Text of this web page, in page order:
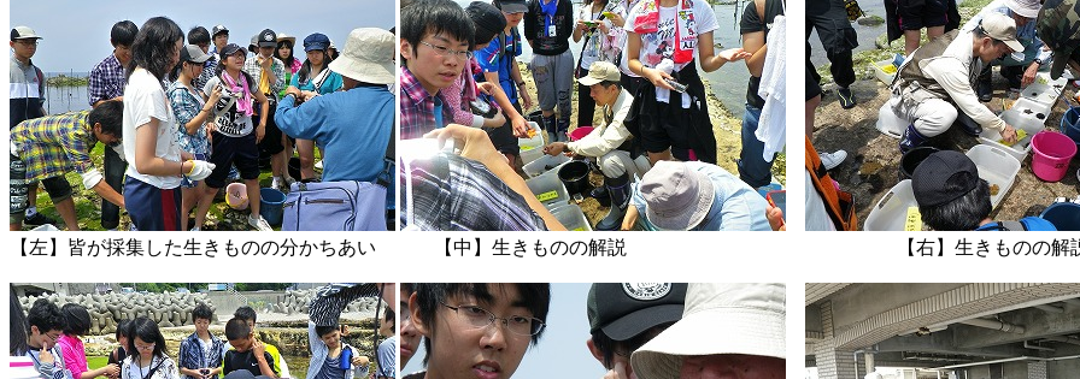
【左】皆が採集した生きものの分かちあい 【中】生きものの解説 【右】生きものの解